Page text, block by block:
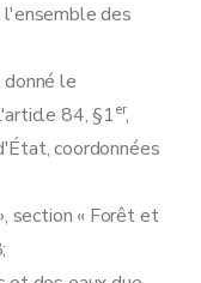
l'ensemble des
le
84, §1er,
coordonnées
section « Forêt et